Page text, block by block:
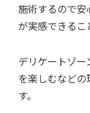
施術するので
が実感できるこ
デリケートゾ
を楽しむなど
す。